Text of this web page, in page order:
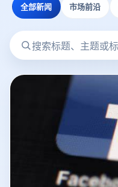
全部新闻 市场前沿